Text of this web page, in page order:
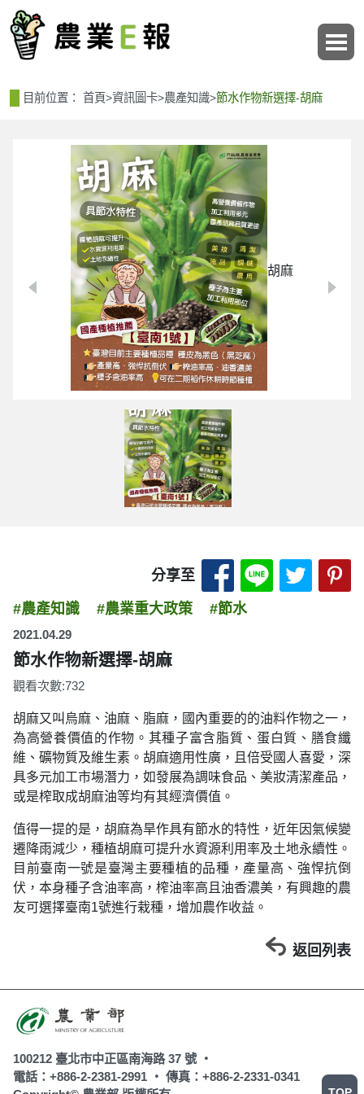
目前位置： 首頁>資訊圖卡>農產知識>節水作物新選擇-胡麻
胡麻
分享至 分享至 Facebook-
分享至分享
#農產知識 #農業重大政策 #節水
2021.04.29
節水作物新選擇-胡麻
觀看次數:732
胡麻又叫烏麻、油麻、脂麻，國內重要的的油料作物之一，
為高營養價值的作物。其種子富含脂質、蛋白質、膳食纖
維、礦物質及維生素。胡麻適用性廣，且倍受國人喜愛，深
具多元加工市場潛力，如發展為調味食品、美妝清潔產品，
或是榨取成胡麻油等均有其經濟價值。
值得一提的是，胡麻為旱作具有節水的特性，近年因氣候變
遷降雨減少，種植胡麻可提升水資源利用率及土地永續性。
目前臺南一號是臺灣主要種植的品種，產量高、強悍抗倒
伏，本身種子含油率高，榨油率高且油香濃美，有興趣的農
友可選擇臺南1號進行栽種，增加農作收益。
返回列表
100212 臺北市中正區南海路 37 號 ‧
電話：+886-2-2381-2991 ‧ 傳真：+886-2-2331-0341